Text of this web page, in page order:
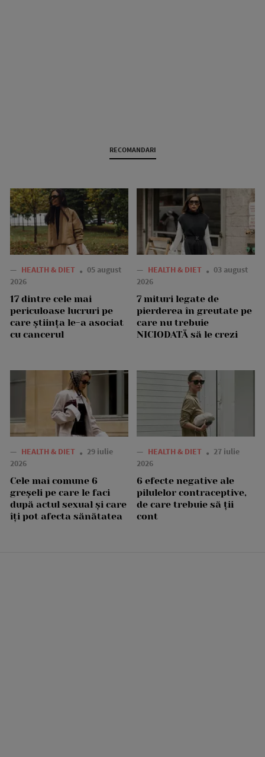
RECOMANDARI
— HEALTH & DIET
05 august
2026
17 dintre cele mai
periculoase lucruri pe
care știința le-a asociat
cu cancerul
— HEALTH & DIET
03 august
2026
7 mituri legate de
pierderea în greutate pe
care nu trebuie
NICIODATĂ să le crezi
— HEALTH & DIET
29 iulie
2026
Cele mai comune 6
greșeli pe care le faci
după actul sexual și care
îți pot afecta sănătatea
— HEALTH & DIET
27 iulie
2026
6 efecte negative ale
pilulelor contraceptive,
de care trebuie să ții
cont